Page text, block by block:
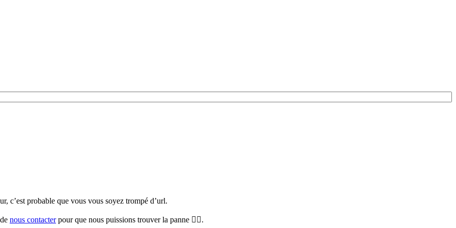
c’est probable que vous vous soyez trompé d’url.
nous contacterpour que nous puissions trouver la panne 🕵️‍♀️.